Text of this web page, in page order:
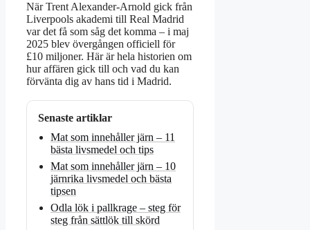
När Trent Alexander-Arnold gick från
Liverpools akademi till Real Madrid
var det få som såg det komma – i maj
2025 blev övergången officiell för
£10 miljoner. Här är hela historien om
hur affären gick till och vad du kan
förvänta dig av hans tid i Madrid.
Senaste artiklar
Mat som innehåller järn – 11
bästa livsmedel och tips
Mat som innehåller järn – 10
järnrika livsmedel och bästa
tipsen
Odla lök i pallkrage – steg för
steg från sättlök till skörd